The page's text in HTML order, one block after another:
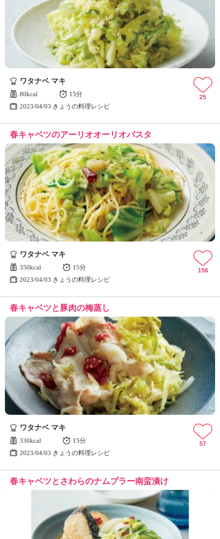
ワタナベ マキ
80kcal
15分
2023/04/03 きょうの料理レシピ
25
春キャベツのアーリオオーリオパスタ
ワタナベ マキ
350kcal
15分
2023/04/03 きょうの料理レシピ
156
春キャベツと豚肉の梅蒸し
ワタナベ マキ
330kcal
15分
2023/04/03 きょうの料理レシピ
57
春キャベツとさわらのナムプラー南蛮漬け